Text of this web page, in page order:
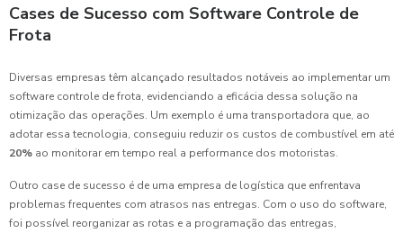
Cases de Sucesso com Software Controle de
Frota
Diversas empresas têm alcançado resultados notáveis ao implementar um
software controle de frota, evidenciando a eficácia dessa solução na
otimização das operações. Um exemplo é uma transportadora que, ao
adotar essa tecnologia, conseguiu reduzir os custos de combustível em até
20% ao monitorar em tempo real a performance dos motoristas.
Outro case de sucesso é de uma empresa de logística que enfrentava
problemas frequentes com atrasos nas entregas. Com o uso do software,
foi possível reorganizar as rotas e a programação das entregas,